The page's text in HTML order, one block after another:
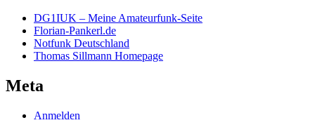
DG1IUK – Meine Amateurfunk-Seite
Florian-Pankerl.de
Notfunk Deutschland
Thomas Sillmann Homepage
Meta
Anmelden